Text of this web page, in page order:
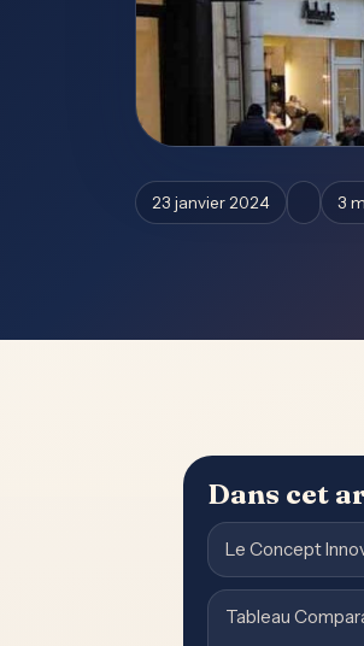
23 janvier 2024 3
Dans cet
Le Concept
Tableau